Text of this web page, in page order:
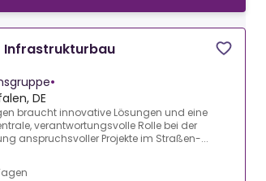
•
DE
braucht innovative Lösungen und eine
verantwortungsvolle Rolle bei der
anspruchsvoller Projekte im Straßen-...